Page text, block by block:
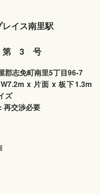
イス南里駅
号
郡志免町南里5丁目96-7
x 片面 x 板下1.3m
ズ
再交渉必要